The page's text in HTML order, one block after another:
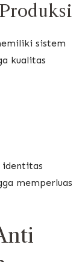
sistem
kualitas
identitas
memperluas